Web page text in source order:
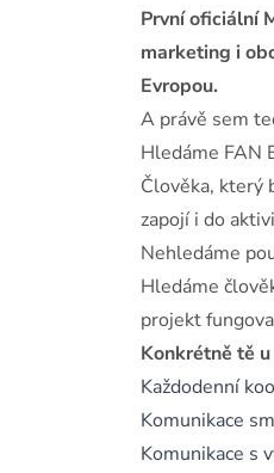
První oficiální
marketing i
Evropou.
A právě sem
Hledáme FAN
Člověka, který
zapojí i do
Nehledáme
Hledáme
projekt
Konkrétně tě
Každodenní
Komunikace
Komunikace s